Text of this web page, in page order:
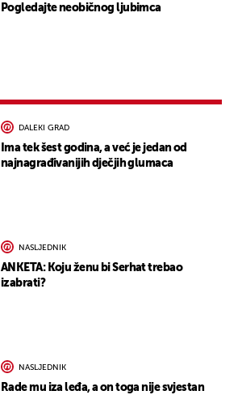
Pogledajte neobičnog ljubimca
DALEKI GRAD
Ima tek šest godina, a već je jedan od
najnagrađivanijih dječjih glumaca
NASLJEDNIK
ANKETA: Koju ženu bi Serhat trebao
izabrati?
NASLJEDNIK
Rade mu iza leđa, a on toga nije svjestan